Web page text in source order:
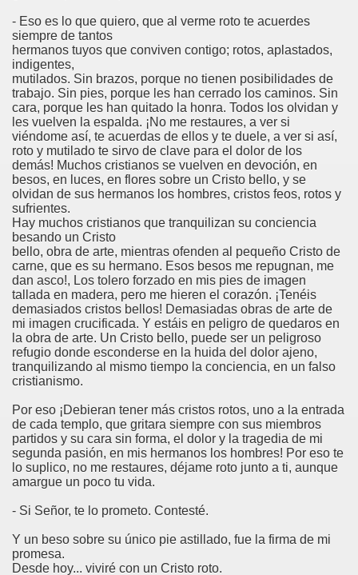
- Eso es lo que quiero, que al verme roto te acuerdes
siempre de tantos
hermanos tuyos que conviven contigo; rotos, aplastados,
indigentes,
mutilados. Sin brazos, porque no tienen posibilidades de
trabajo. Sin pies, porque les han cerrado los caminos. Sin
cara, porque les han quitado la honra. Todos los olvidan y
les vuelven la espalda. ¡No me restaures, a ver si
viéndome así, te acuerdas de ellos y te duele, a ver si así,
roto y mutilado te sirvo de clave para el dolor de los
demás! Muchos cristianos se vuelven en devoción, en
besos, en luces, en flores sobre un Cristo bello, y se
olvidan de sus hermanos los hombres, cristos feos, rotos y
sufrientes.
Hay muchos cristianos que tranquilizan su conciencia
besando un Cristo
bello, obra de arte, mientras ofenden al pequeño Cristo de
carne, que es su hermano. Esos besos me repugnan, me
dan asco!, Los tolero forzado en mis pies de imagen
tallada en madera, pero me hieren el corazón. ¡Tenéis
demasiados cristos bellos! Demasiadas obras de arte de
mi imagen crucificada. Y estáis en peligro de quedaros en
la obra de arte. Un Cristo bello, puede ser un peligroso
refugio donde esconderse en la huida del dolor ajeno,
tranquilizando al mismo tiempo la conciencia, en un falso
cristianismo.
Por eso ¡Debieran tener más cristos rotos, uno a la entrada
de cada templo, que gritara siempre con sus miembros
partidos y su cara sin forma, el dolor y la tragedia de mi
segunda pasión, en mis hermanos los hombres! Por eso te
lo suplico, no me restaures, déjame roto junto a ti, aunque
amargue un poco tu vida.
- Si Señor, te lo prometo. Contesté.
Y un beso sobre su único pie astillado, fue la firma de mi
promesa.
Desde hoy... viviré con un Cristo roto.
Sevilla